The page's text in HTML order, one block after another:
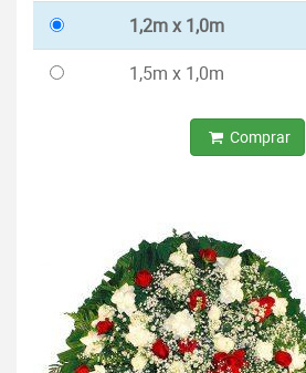
1,2m x 1,0m
1,5m x 1,0m
Comprar